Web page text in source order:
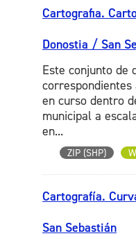
Cartografia.
Donostia / San
Este conjunto de
en curso dentro
municipal a
en...
ZIP (SHP)
Cartografía.
San Sebastián